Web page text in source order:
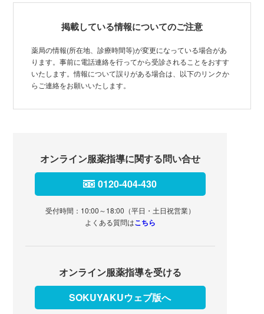
掲載している情報についてのご注意
薬局の情報(所在地、診療時間等)が変更になっている場合があ
ります。事前に電話連絡を行ってから受診されることをおすす
いたします。情報について誤りがある場合は、以下のリンクか
らご連絡をお願いいたします。
オンライン服薬指導に関する問い合せ
0120-404-430
受付時間：10:00～18:00（平日・土日祝営業）
よくある質問はこちら
オンライン服薬指導を受ける
SOKUYAKUウェブ版へ